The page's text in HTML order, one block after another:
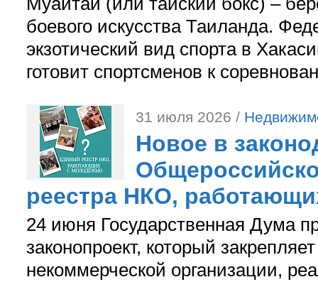
боевого искусства Таиланда.
экзотический вид спорта в
готовит спортсменов к
31 июля 2026 /
Новое в
реестра НКО,
24 июня Государственная Дума
законопроект, который
некоммерческой организации,